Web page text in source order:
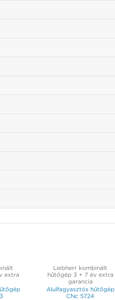
extra
Liebherr kombinált
hűtőgép 3 + 7 év extra
garancia
Alulfagyasztós hűtőgép
CNc 5724